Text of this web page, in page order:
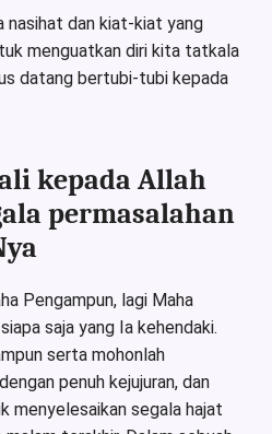
nasihat dan kiat-kiat yang
menguatkan diri kita tatkala
datang bertubi-tubi kepada
kepada Allah
permasalahan
Pengampun, lagi Maha
saja yang Ia kehendaki.
serta mohonlah
penuh kejujuran, dan
menyelesaikan segala hajat